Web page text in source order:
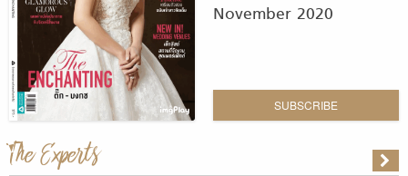
November 2020
SUBSCRIBE
The Experts